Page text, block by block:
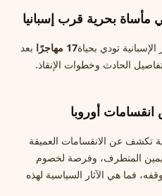
تودي بحياة17 مهاجرًا
بعد
الحادث وخطوات الإنقاذ.
أوروبا
تكشف عن الانقسامات العميقة
المتطرف، وفرصة لخصوم
فما هي الآثار السياسية لهذه